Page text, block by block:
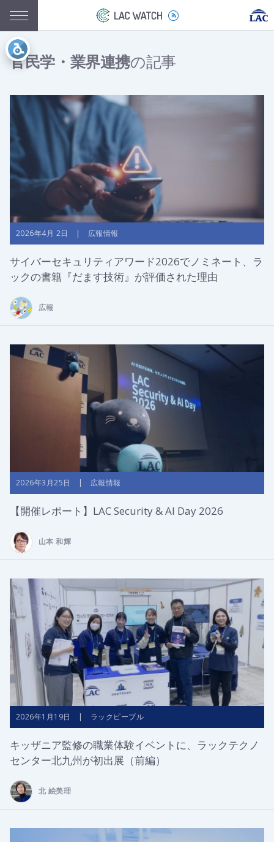
官民学・業界連携の記事
2026年4月 2日 | 広報情報
サイバーセキュリティアワード2026でノミネート、ラ
ックの書籍『だます技術』が評価された理由
広報
2026年3月25日 | 広報情報
【開催レポート】LAC Security & AI Day 2026
山本 和輝
2026年1月19日 | ラックピープル
キッザニア監修の職業体験イベントに、ラックテクノ
センター北九州が初出展（前編）
北 絵美理